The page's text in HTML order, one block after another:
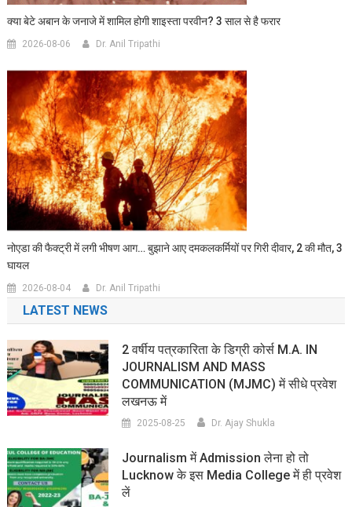
क्या बेटे अबान के जनाजे में शामिल होगी शाइस्ता परवीन? 3 साल से है फरार
2026-08-06 Dr. Anil Tripathi
नोएडा की फैक्ट्री में लगी भीषण आग… बुझाने आए दमकलकर्मियों पर गिरी दीवार, 2 की मौत, 3
घायल
2026-08-04 Dr. Anil Tripathi
LATEST NEWS
2 वर्षीय पत्रकारिता के डिग्री कोर्स M.A. IN
JOURNALISM AND MASS
COMMUNICATION (MJMC) में सीधे प्रवेश
लखनऊ में
2025-08-25 Dr. Ajay Shukla
Journalism में Admission लेना हो तो
Lucknow के इस Media College में ही प्रवेश
लें